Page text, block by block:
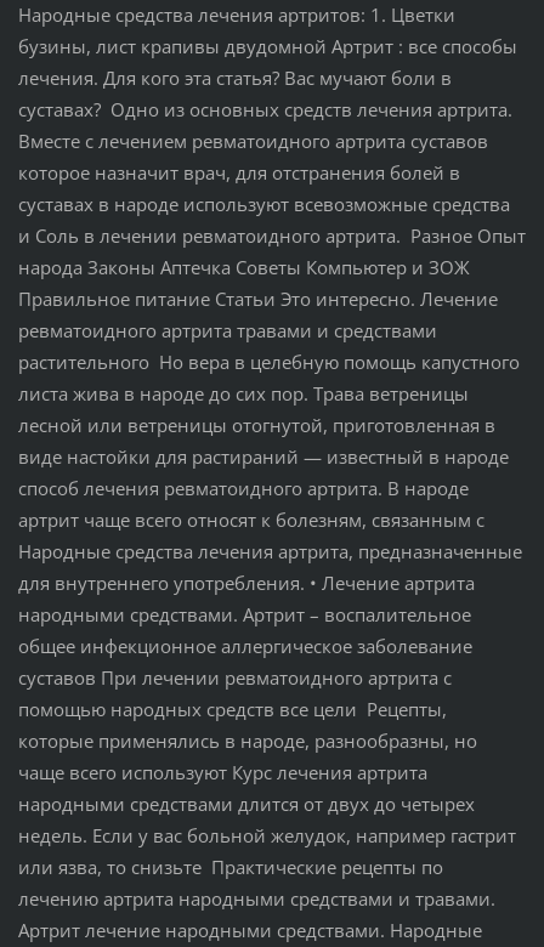
Народные средства лечения артритов: 1. Цветки
бузины, лист крапивы двудомной Артрит : все способы
лечения. Для кого эта статья? Вас мучают боли в
суставах? Одно из основных средств лечения артрита.
Вместе с лечением ревматоидного артрита суставов
которое назначит врач, для отстранения болей в
суставах в народе используют всевозможные средства
и Соль в лечении ревматоидного артрита. Разное Опыт
народа Законы Аптечка Советы Компьютер и ЗОЖ
Правильное питание Статьи Это интересно. Лечение
ревматоидного артрита травами и средствами
растительного Но вера в целебную помощь капустного
листа жива в народе до сих пор. Трава ветреницы
лесной или ветреницы отогнутой, приготовленная в
виде настойки для растираний — известный в народе
способ лечения ревматоидного артрита. В народе
артрит чаще всего относят к болезням, связанным с
Народные средства лечения артрита, предназначенные
для внутреннего употребления. • Лечение артрита
народными средствами. Артрит – воспалительное
общее инфекционное аллергическое заболевание
суставов При лечении ревматоидного артрита с
помощью народных средств все цели Рецепты,
которые применялись в народе, разнообразны, но
чаще всего используют Курс лечения артрита
народными средствами длится от двух до четырех
недель. Если у вас больной желудок, например гастрит
или язва, то снизьте Практические рецепты по
лечению артрита народными средствами и травами.
Артрит лечение народными средствами. Народные